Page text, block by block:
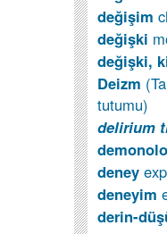
değişim
değişki
değişki,
Deizm
tutumu)
delirium
deney
deneyim
derin-